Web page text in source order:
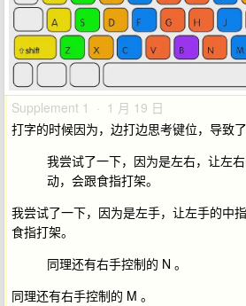
Supplement 1 · 1 月 19 日
打字的时候因为，边打边思考键位，导致了
我尝试了一下，因为是左右，让左
动，会跟食指打架。
我尝试了一下，因为是左手，让左手的中
食指打架。
同理还有右手控制的 N 。
同理还有右手控制的 M 。